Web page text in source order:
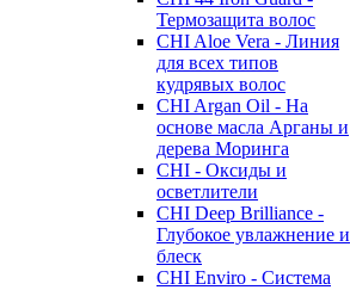
Термозащита волос
CHI Aloe Vera - Линия
для всех типов
кудрявых волос
CHI Argan Oil - На
основе масла Арганы и
дерева Моринга
CHI - Оксиды и
осветлители
CHI Deep Brilliance -
Глубокое увлажнение и
блеск
CHI Enviro - Система